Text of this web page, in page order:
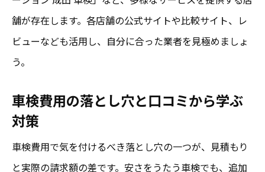
舗が存在します。各店舗の公式サイトや比較サイト、レ
ビューなども活用し、自分に合った業者を見極めましょ
う。
車検費用の落とし穴と口コミから学ぶ
対策
車検費用で気を付けるべき落とし穴の一つが、見積もり
と実際の請求額の差です。安さをうたう車検でも、追加